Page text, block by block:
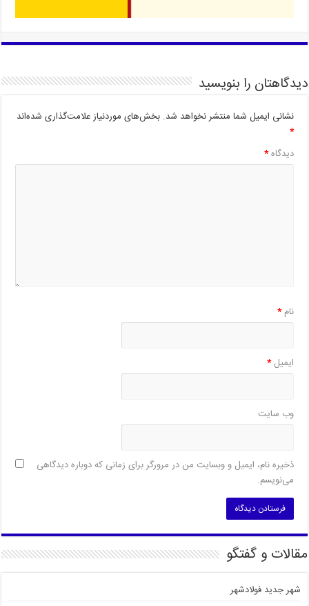
دیدگاهتان را بنویسید
نشانی ایمیل شما منتشر نخواهد شد. بخش‌های موردنیاز علامت‌گذاری شده‌اند
*
دیدگاه*
نام*
ایمیل*
وب‌ سایت
ذخیره نام، ایمیل و وبسایت من در مرورگر برای زمانی که دوباره دیدگاهی
می‌نویسم.
مقالات و گفتگو
شهر جدید فولادشهر